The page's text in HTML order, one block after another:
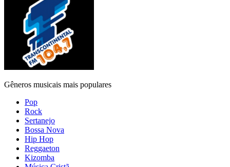
Gêneros musicais mais populares
Pop
Rock
Sertanejo
Bossa Nova
Hip Hop
Reggaeton
Kizomba